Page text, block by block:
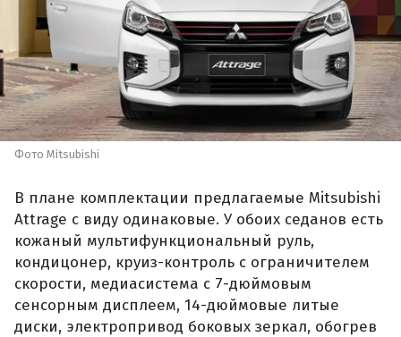
Фото Mitsubishi
В плане комплектации предлагаемые Mitsubishi
Attrage с виду одинаковые. У обоих седанов есть
кожаный мультифункциональный руль,
кондицонер, круиз-контроль с ограничителем
скорости, медиасистема с 7-дюймовым
сенсорным дисплеем, 14-дюймовые литые
диски, электропривод боковых зеркал, обогрев